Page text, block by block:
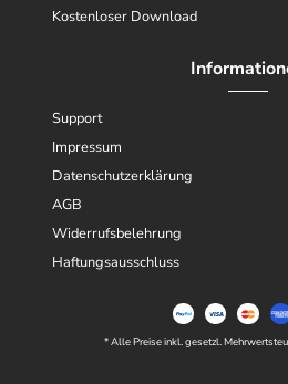
Kostenloser Download
Support
Impressum
Datenschutzerklärung
AGB
Widerrufsbelehrung
Haftungsausschluss
* Alle Preise inkl. gesetzl.